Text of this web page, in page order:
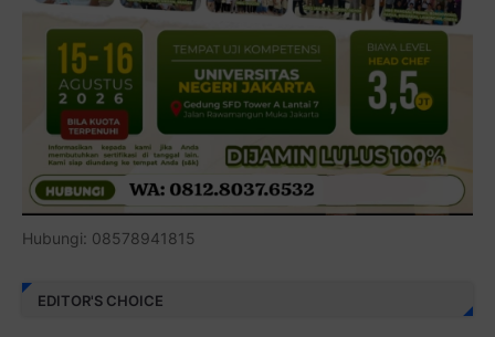
Hubungi: 08578941815
EDITOR'S CHOICE